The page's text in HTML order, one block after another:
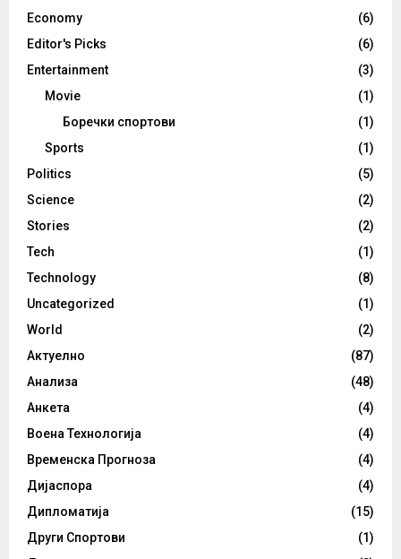
Economy
(6)
Editor's Picks
(6)
Entertainment
(3)
Movie
(1)
Боречки спортови
(1)
Sports
(1)
Politics
(5)
Science
(2)
Stories
(2)
Tech
(1)
Technology
(8)
Uncategorized
(1)
World
(2)
Актуелно
(87)
Анализа
(48)
Анкета
(4)
Воена Технологија
(4)
Временска Прогноза
(4)
Дијаспора
(4)
Дипломатија
(15)
Други Спортови
(1)